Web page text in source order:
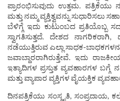
ಪ್ರಾರಂಭಿಸುವುದು ಉತ್ತಮ. ಪತ್ರಿಕೆಯು
ಮತ್ತು ನಮ್ಮ ವ್ಯಕ್ತಿತ್ವವನ್ನು
ಬೆಳಿಗ್ಗೆ ಇದು ಕುಟುಂಬದ ಪ್ರತಿಯೊಬ್ಬ
ಸ್ವಾಗತಿಸುತ್ತದೆ. ದೇಶದ
ನಡೆಯುತ್ತಿರುವ ಎಲ್ಲಾ ಸಾಧಕ-
ಜವಾಬ್ದಾರರಾಗಿರುತ್ತೇವೆ. ಇದು
ಇತ್ಯಾದಿಗಳ ಪ್ರಸ್ತುತ ವ್ಯವಹಾರಗಳ
ಮತ್ತು ವ್ಯಾಪಾರ ವ್ಯಕ್ತಿಗಳ ವೈಯಕ್ತಿಕ
ದಿನಪತ್ರಿಕೆಯು ಸಂಸ್ಕೃತಿ, ಸಂಪ್ರದಾಯ,